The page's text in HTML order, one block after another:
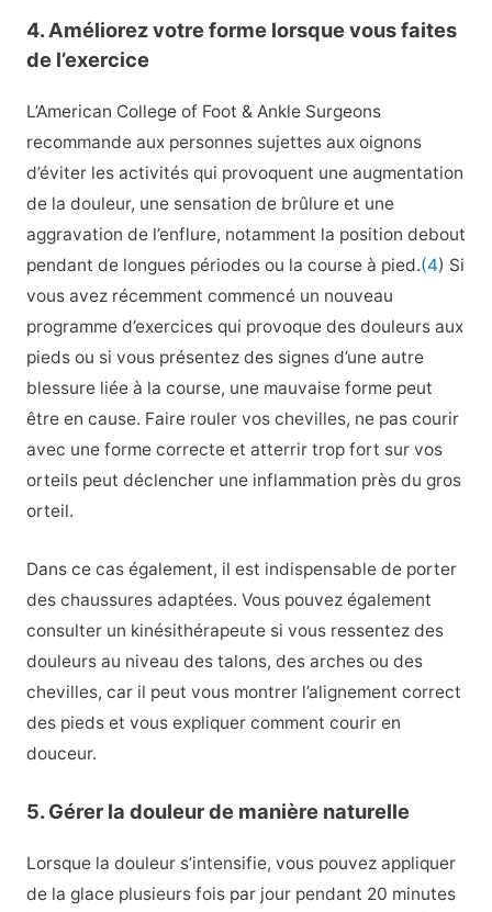
4. Améliorez votre forme lorsque vous faites
de l’exercice
L’American College of Foot & Ankle Surgeons
recommande aux personnes sujettes aux oignons
d’éviter les activités qui provoquent une augmentation
de la douleur, une sensation de brûlure et une
aggravation de l’enflure, notamment la position debout
pendant de longues périodes ou la course à pied.(4) Si
vous avez récemment commencé un nouveau
programme d’exercices qui provoque des douleurs aux
pieds ou si vous présentez des signes d’une autre
blessure liée à la course, une mauvaise forme peut
être en cause. Faire rouler vos chevilles, ne pas courir
avec une forme correcte et atterrir trop fort sur vos
orteils peut déclencher une inflammation près du gros
orteil.
Dans ce cas également, il est indispensable de porter
des chaussures adaptées. Vous pouvez également
consulter un kinésithérapeute si vous ressentez des
douleurs au niveau des talons, des arches ou des
chevilles, car il peut vous montrer l’alignement correct
des pieds et vous expliquer comment courir en
douceur.
5. Gérer la douleur de manière naturelle
Lorsque la douleur s’intensifie, vous pouvez appliquer
de la glace plusieurs fois par jour pendant 20 minutes